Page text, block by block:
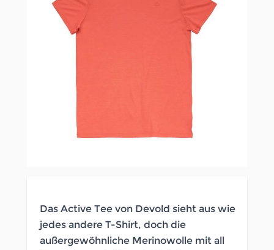
Das Active Tee von Devold sieht aus wie
jedes andere T-Shirt, doch die
außergewöhnliche Merinowolle mit all